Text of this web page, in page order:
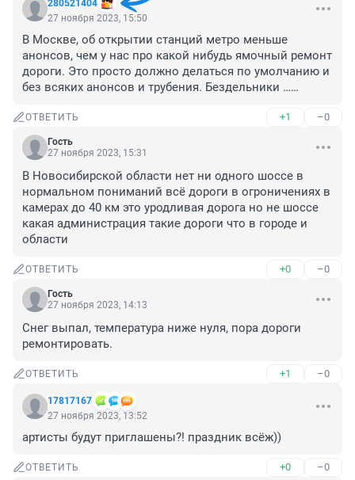
280521404
27 ноября 2023, 15:50
В Москве, об открытии станций метро меньше
анонсов, чем у нас про какой нибудь ямочный ремонт
дороги. Это просто должно делаться по умолчанию и
без всяких анонсов и трубения. Бездельники ……
ОТВЕТИТЬ +1 –0
Гость
27 ноября 2023, 15:31
В Новосибирской области нет ни одного шоссе в
нормальном пониманий всё дороги в огроничениях в
камерах до 40 км это уродливая дорога но не шоссе
какая администрация такие дороги что в городе и
области
ОТВЕТИТЬ +0 –0
Гость
27 ноября 2023, 14:13
Снег выпал, температура ниже нуля, пора дороги
ремонтировать.
ОТВЕТИТЬ +1 –0
17817167
27 ноября 2023, 13:52
артисты будут приглашены?! праздник всёж))
ОТВЕТИТЬ +0 –0